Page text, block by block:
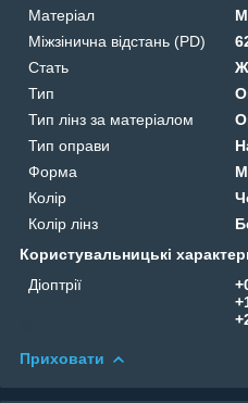
Матеріал
Міжзінична відстань (PD)
Стать
Тип
Тип лінз за матеріалом
Тип оправи
Форма
Колір
Колір лінз
Користувальницькі
Діоптрії
Приховати